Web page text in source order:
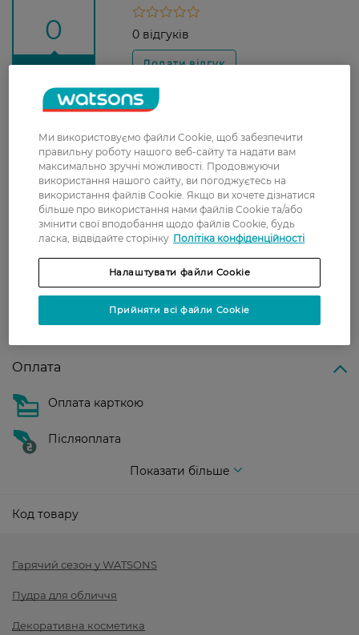
0 0 відгуків
Доставка
Нова пошта
У відділення Нової пошти - 99 грн,
безкоштовно від 699 грн
Укрпошта
Вартість доставки - 79 грн, безкоштовна
доставка від - 599 грн
Забрати сьогодні в магазині Watsons
Вартість доставки - 0 грн
Оплата
Оплата карткою
Післяоплата
Показати більше
Код товару
Гарячий сезон у WATSONS
Пудра для обличчя
Декоративна косметика
Ми використовуємо файли Cookie, щоб забезпечити
правильну роботу нашого веб-сайту та надати вам
максимально зручні можливості. Продовжуючи
використання нашого сайту, ви погоджуєтесь на
використання файлів Cookie. Якщо ви хочете дізнатися
більше про використання нами файлів Cookie та/або
змінити свої вподобання щодо файлів Cookie, будь
ласка, відвідайте сторінку Політіка конфіденційності
Налаштувати файли Cookie
Прийняти всі файли Cookie